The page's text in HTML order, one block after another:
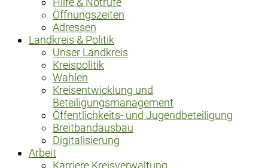
Öffnungszeiten
Adressen
Landkreis & Politik
Unser Landkreis
Kreispolitik
Wahlen
Kreisentwicklung und
Beteiligungsmanagement
Öffentlichkeits- und Jugendbeteiligung
Breitbandausbau
Digitalisierung
Arbeit
Karriere Kreisverwaltung